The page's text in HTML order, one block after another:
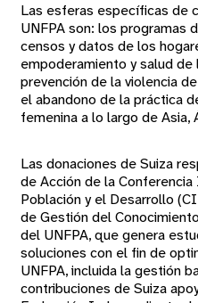
Las esferas específicas de
UNFPA son: los programas
censos y datos de los
empoderamiento y salud de
prevención de la violencia
el abandono de la práctica
femenina a lo largo de Asia,
Las donaciones de Suiza
de Acción de la
Población y el Desarrollo
de Gestión del
del UNFPA, que genera
soluciones con el fin de
UNFPA, incluida la gestión
contribuciones de Suiza